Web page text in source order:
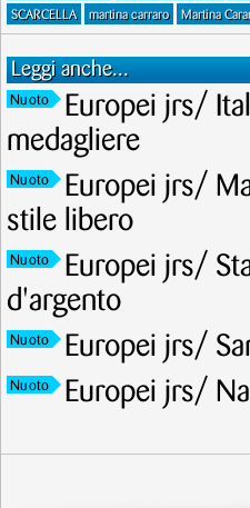
SCARCELLA
martina carraro Martina
Leggi anche...
Nuoto
Europei jrs/
medagliere
Nuoto
Europei jrs/
stile libero
Nuoto
Europei jrs/
d'argento
Nuoto Europei jrs/
Nuoto Europei jrs/